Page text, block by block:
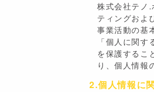
株式会社テノ
ティングおよ
事業活動の基
「個人に関
を保護するこ
り、個人情報
2.個人情報に